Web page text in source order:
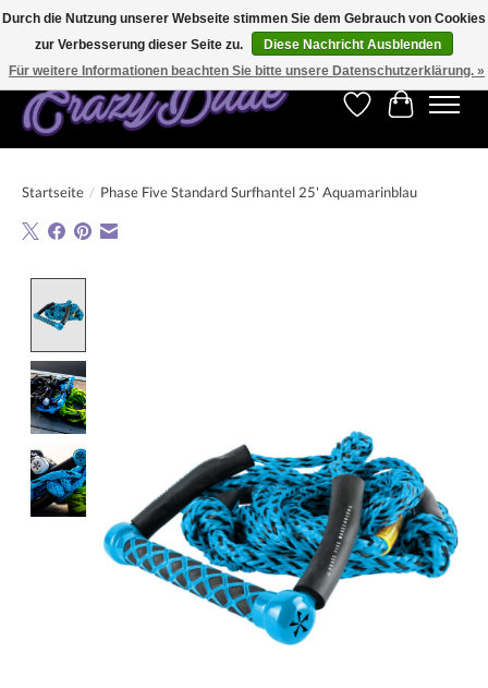
Kostenfreier Versand für Bestellungen ab 250 €. Weltweite Lieferung!
Wunschzettel
Ihr
Startseite / Phase Five Standard Surfhantel 25' Aquamarinblau
Durch die Nutzung unserer Webseite stimmen Sie dem Gebrauch von Cookies
zur Verbesserung dieser Seite zu.
Diese Nachricht Ausblenden
Für weitere Informationen beachten Sie bitte unsere Datenschutzerklärung. »